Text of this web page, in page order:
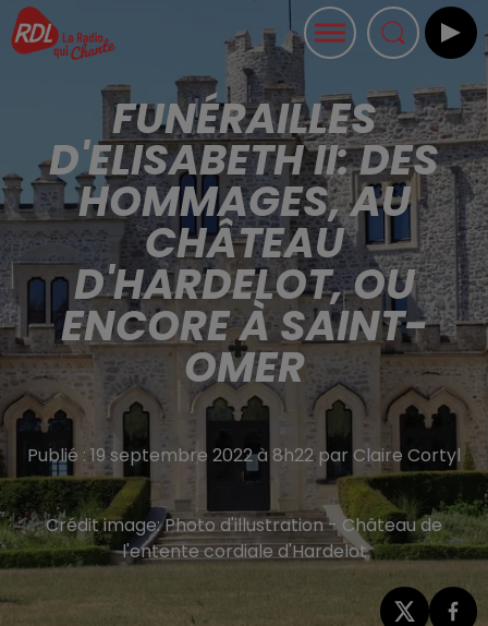
FUNÉRAILLES
D'ELISABETH II: DES
HOMMAGES, AU
CHÂTEAU
D'HARDELOT, OU
ENCORE À SAINT-
OMER
Publié : 19 septembre 2022 à 8h22 par Claire Cortyl
Crédit image:Photo d'illustration - Château de
l'entente cordiale d'Hardelot